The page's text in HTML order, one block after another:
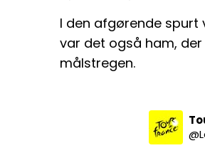
I den afgørende spurt
var det også ham,
målstregen.
@